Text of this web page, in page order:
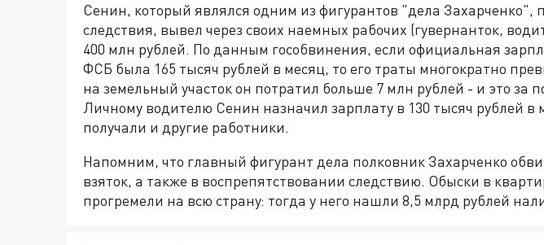
Сенин, который являлся одним из фигурантов "дела Захарченко",
следствия, вывел через своих наемных рабочих (гувернанток,
400 млн рублей. По данным гособвинения, если официальная
ФСБ была 165 тысяч рублей в месяц, то его траты многократно
на земельный участок он потратил больше 7 млн рублей - и это за
Личному водителю Сенин назначил зарплату в 130 тысяч рублей в
получали и другие работники.
Напомним, что главный фигурант дела полковник Захарченко
взяток, а также в воспрепятствовании следствию. Обыски в
прогремели на всю страну: тогда у него нашли 8,5 млрд рублей